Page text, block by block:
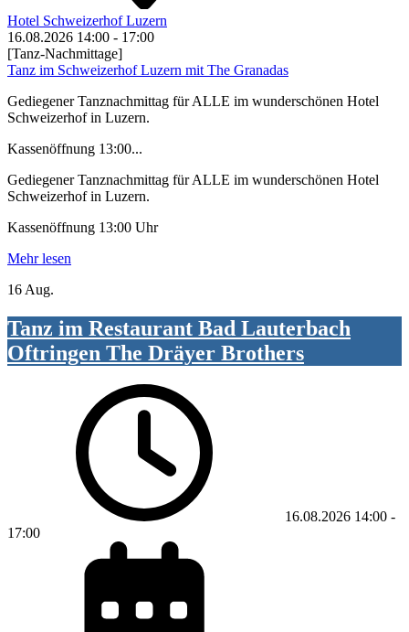
Hotel Schweizerhof Luzern
16.08.2026 14:00 - 17:00
[Tanz-Nachmittage]
Tanz im Schweizerhof Luzern mit The Granadas
Gediegener Tanznachmittag für ALLE im wunderschönen Hotel
Schweizerhof in Luzern.
Kassenöffnung 13:00...
Gediegener Tanznachmittag für ALLE im wunderschönen Hotel
Schweizerhof in Luzern.
Kassenöffnung 13:00 Uhr
Mehr lesen
16 Aug.
Tanz im Restaurant Bad Lauterbach
Oftringen The Dräyer Brothers
16.08.2026 14:00 -
17:00